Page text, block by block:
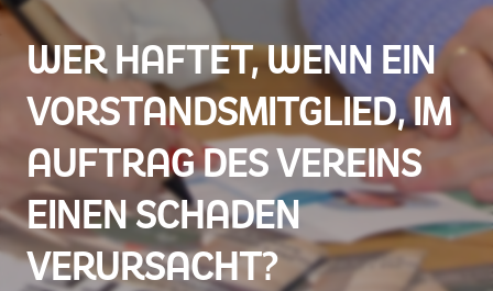
WER HAFTET, WENN EIN
VORSTANDSMITGLIED, IM
AUFTRAG DES VEREINS
EINEN SCHADEN
VERURSACHT?